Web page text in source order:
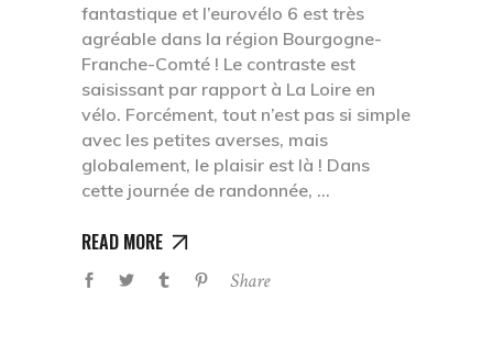
fantastique et l’eurovélo 6 est très
agréable dans la région Bourgogne-
Franche-Comté ! Le contraste est
saisissant par rapport à La Loire en
vélo. Forcément, tout n’est pas si simple
avec les petites averses, mais
globalement, le plaisir est là ! Dans
cette journée de randonnée,
READ MORE
Share